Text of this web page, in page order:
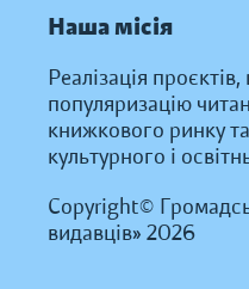
Наша місія
Реалізація
популяризацію
книжкового ринку
культурного і
Copyright©
видавців» 2026